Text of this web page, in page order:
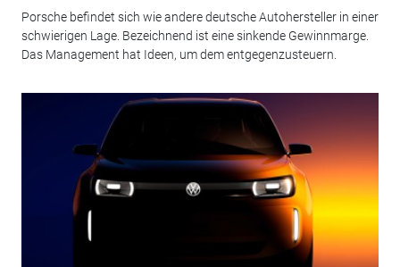
Porsche befindet sich wie andere deutsche Autohersteller in einer
schwierigen Lage. Bezeichnend ist eine sinkende Gewinnmarge.
Das Management hat Ideen, um dem entgegenzusteuern.